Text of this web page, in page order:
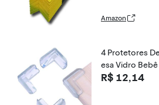
Amazon
4 Protetores
esa Vidro
R$ 12,14